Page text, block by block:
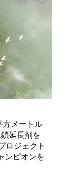
方メートル
延長剤を
ロジェクト
ンピオンを